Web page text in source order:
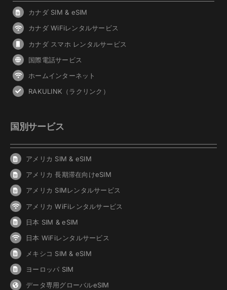
カナダ SIM & eSIM
カナダ WiFiレンタルサービス
カナダ スマホ レンタルサービス
国際電話サービス
ホームインターネット
RAKULINK（ラクリンク）
国別サービス
アメリカ SIM & eSIM
アメリカ 長期滞在向けeSIM
アメリカ SIMレンタルサービス
アメリカ WiFiレンタルサービス
日本 SIM & eSIM
日本 WiFiレンタルサービス
メキシコ SIM & eSIM
ヨーロッパ SIM
データ専用グローバルeSIM